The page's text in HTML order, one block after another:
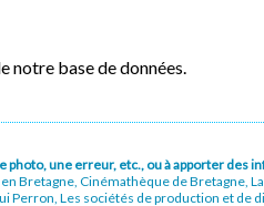
notre base de données.
photo, une erreur, etc., ou à apporter des
Bretagne, Cinémathèque de Bretagne,
Perron, Les sociétés de production et de